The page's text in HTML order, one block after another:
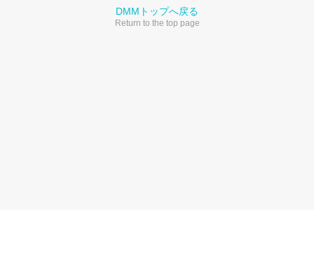
DMMトップへ戻る
Return to the top page